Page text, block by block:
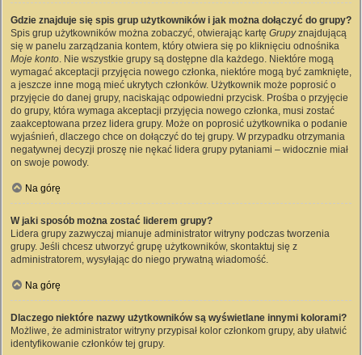
Gdzie znajduje się spis grup użytkowników i jak można dołączyć do grupy?
Spis grup użytkowników można zobaczyć, otwierając kartę Grupyznajdującą
się w panelu zarządzania kontem, który otwiera się po kliknięciu odnośnika
Moje konto. Nie wszystkie grupy są dostępne dla każdego. Niektóre mogą
wymagać akceptacji przyjęcia nowego członka, niektóre mogą być zamknięte,
a jeszcze inne mogą mieć ukrytych członków. Użytkownik może poprosić o
przyjęcie do danej grupy, naciskając odpowiedni przycisk. Prośba o przyjęcie
do grupy, która wymaga akceptacji przyjęcia nowego członka, musi zostać
zaakceptowana przez lidera grupy. Może on poprosić użytkownika o podanie
wyjaśnień, dlaczego chce on dołączyć do tej grupy. W przypadku otrzymania
negatywnej decyzji proszę nie nękać lidera grupy pytaniami – widocznie miał
on swoje powody.
Na górę
W jaki sposób można zostać liderem grupy?
Lidera grupy zazwyczaj mianuje administrator witryny podczas tworzenia
grupy. Jeśli chcesz utworzyć grupę użytkowników, skontaktuj się z
administratorem, wysyłając do niego prywatną wiadomość.
Na górę
Dlaczego niektóre nazwy użytkowników są wyświetlane innymi kolorami?
Możliwe, że administrator witryny przypisał kolor członkom grupy, aby ułatwić
identyfikowanie członków tej grupy.